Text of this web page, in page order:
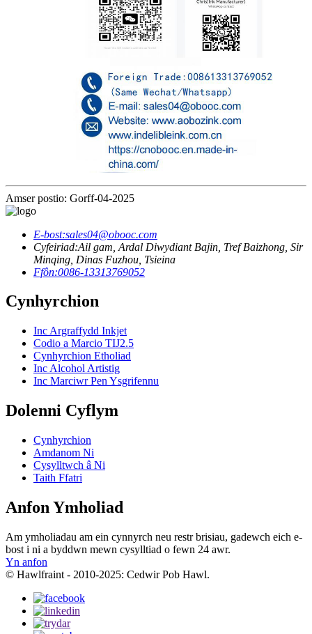
Amser postio: Gorff-04-2025
E-bost:sales04@obooc.com
Cyfeiriad:Ail gam, Ardal Diwydiant Bajin, Tref Baizhong, Sir
Minqing, Dinas Fuzhou, Tsieina
Ffôn:0086-13313769052
Cynhyrchion
Inc Argraffydd Inkjet
Codio a Marcio TIJ2.5
Cynhyrchion Etholiad
Inc Alcohol Artistig
Inc Marciwr Pen Ysgrifennu
Dolenni Cyflym
Cynhyrchion
Amdanom Ni
Cysylltwch â Ni
Taith Ffatri
Anfon Ymholiad
Am ymholiadau am ein cynnyrch neu restr brisiau, gadewch eich e-
bost i ni a byddwn mewn cysylltiad o fewn 24 awr.
Yn anfon
© Hawlfraint - 2010-2025: Cedwir Pob Hawl.